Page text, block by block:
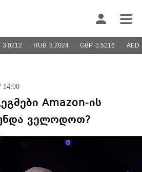
3.0212 RUB 3.2024 GBP 3.5216 AED
14:00
Amazon-ის
ველოდოთ?